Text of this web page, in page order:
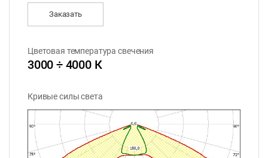
Заказать
Цветовая температура свечения
3000 ÷ 4000 К
Кривые силы света